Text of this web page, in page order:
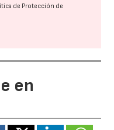
de Protección de
en